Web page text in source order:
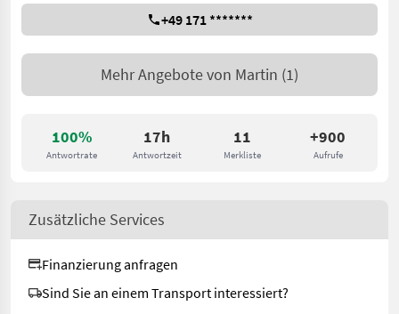
100%
Antwortrate
17h
Antwortzeit
11
Merkliste
+900
Aufrufe
+49 171 *******
Mehr Angebote von Martin (1)
Zusätzliche Services
Finanzierung anfragen
Sind Sie an einem Transport interessiert?